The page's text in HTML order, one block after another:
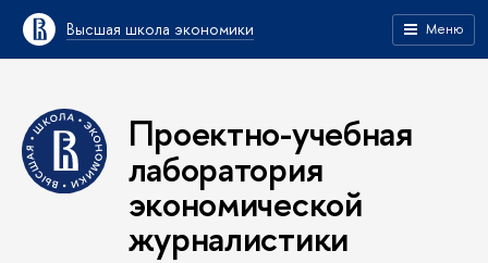
Высшая школа экономики Меню
Проектно-учебная
лаборатория
экономической
журналистики